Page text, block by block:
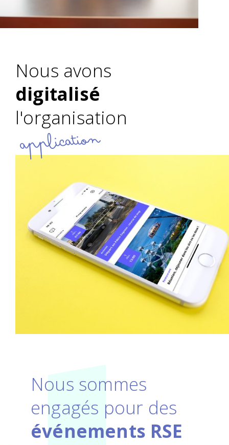
Nous avons
digitalisé
l'organisation
application
Nous sommes
engagés pour des
événements RSE